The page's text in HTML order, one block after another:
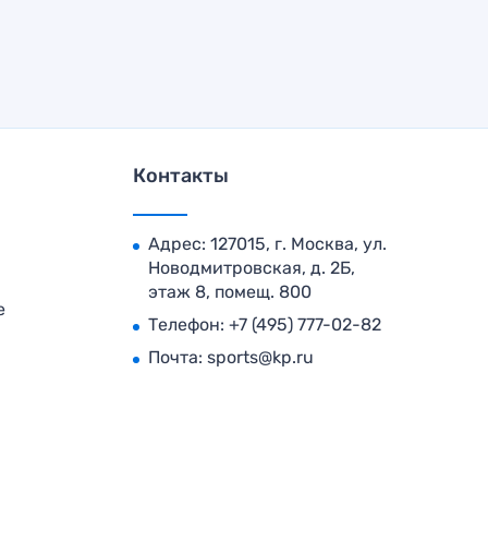
Контакты
Адрес: 127015, г. Москва, ул.
Новодмитровская, д. 2Б,
этаж 8, помещ. 800
Телефон: +7 (495) 777-02-82
Почта: sports@kp.ru